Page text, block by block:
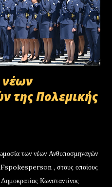
νέων
της Πολεμικής
των νέων Ανθυποσμηναγών
, στους οποίους
Κωνσταντίνος